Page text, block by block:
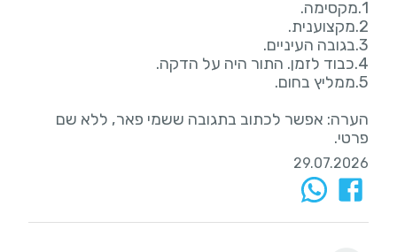
הערה: אפשר לכתוב בתגובה ששמי פאר, ללא שם
פרטי.
29.07.2026